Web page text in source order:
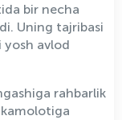
bir necha
Uning tajribasi
yosh avlod
rahbarlik